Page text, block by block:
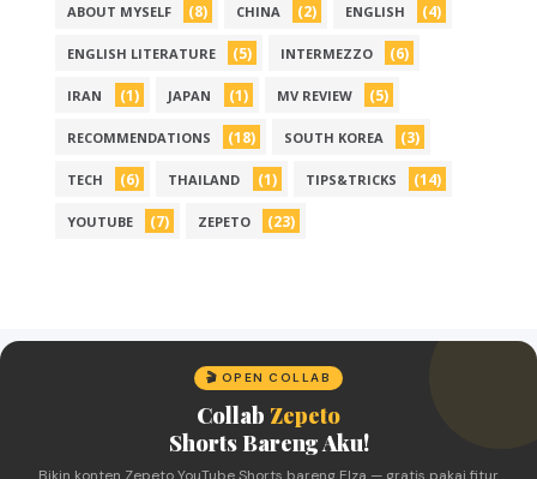
ABOUT MYSELF (8) CHINA (2) ENGLISH (4)
ENGLISH LITERATURE (5) INTERMEZZO (6)
IRAN (1) JAPAN (1) MV REVIEW (5)
RECOMMENDATIONS (18) SOUTH KOREA (3)
TECH (6) THAILAND (1) TIPS&TRICKS (14)
YOUTUBE (7) ZEPETO (23)
🎬 OPEN COLLAB
Collab Zepeto
Shorts Bareng Aku!